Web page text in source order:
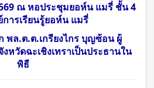
ณ หอประชุมยอห์น แมรี่ ชั้น 4
ารเรียนรู้ยอห์น แมรี่
พล.ต.ต.เกรียงไกร บุญซ้อน ผู้
หวัดฉะเชิงเทราเป็นประธานใน
พิธี